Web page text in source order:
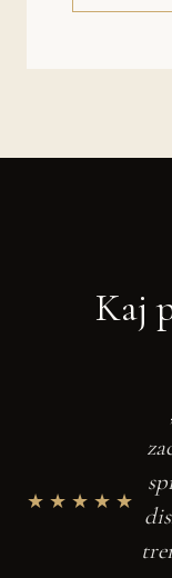
Kaj
★★★★★